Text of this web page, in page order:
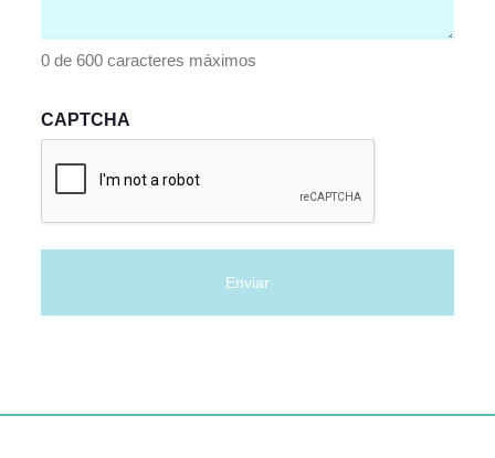
0 de 600 caracteres máximos
CAPTCHA